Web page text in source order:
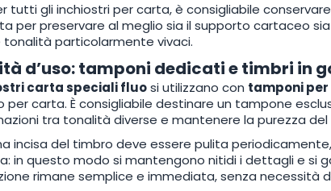
tutti gli inchiostri per carta, è consigliabile
per preservare al meglio sia il supporto cartaceo
tonalità particolarmente vivaci.
d’uso: tamponi dedicati e timbri in
carta speciali fluosi utilizzano con tamponi
per carta. È consigliabile destinare un tampone
tra tonalità diverse e mantenere la purezza
incisa del timbro deve essere pulita
in questo modo si mantengono nitidi i dettagli e si
rimane semplice e immediata, senza necessità